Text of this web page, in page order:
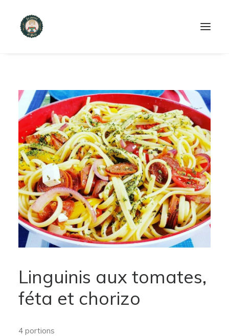
PRODUITS ET SERVICES
NOUS CONTACTER
RECETTES
FAQ
SEARCH
Linguinis aux tomates,
féta et chorizo
4 portions